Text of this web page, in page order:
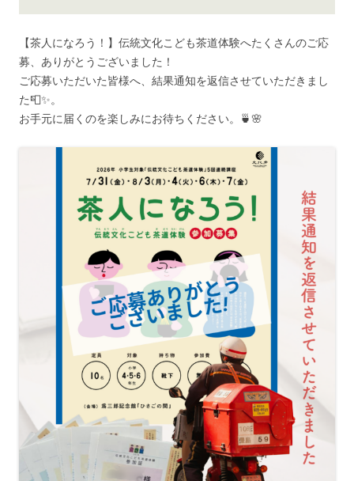
【茶人になろう！】伝統文化こども茶道体験へたくさんのご応
募、ありがとうございました！
ご応募いただいた皆様へ、結果通知を返信させていただきまし
た📮✨。
お手元に届くのを楽しみにお待ちください。🍵🌸